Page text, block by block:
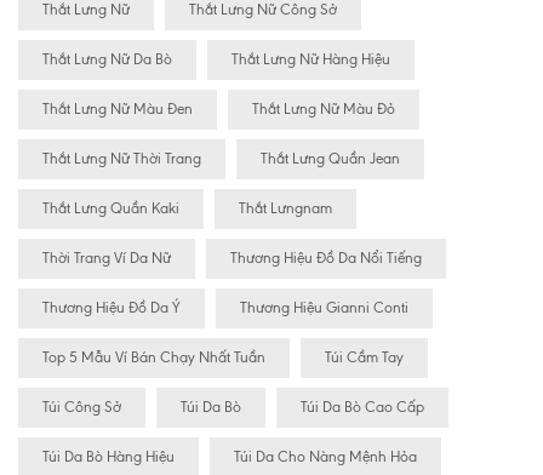
Thắt Lưng Nữ Thắt Lưng Nữ Công Sở
Thắt Lưng Nữ Da Bò Thắt Lưng Nữ Hàng Hiệu
Thắt Lưng Nữ Màu Đen Thắt Lưng Nữ Màu Đỏ
Thắt Lưng Nữ Thời Trang Thắt Lưng Quần Jean
Thắt Lưng Quần Kaki Thắt Lưngnam
Thời Trang Ví Da Nữ Thương Hiệu Đồ Da Nổi Tiếng
Thương Hiệu Đồ Da Ý Thương Hiệu Gianni Conti
Top 5 Mẫu Ví Bán Chạy Nhất Tuần Túi Cầm Tay
Túi Công Sở Túi Da Bò Túi Da Bò Cao Cấp
Túi Da Bò Hàng Hiệu Túi Da Cho Nàng Mệnh Hỏa